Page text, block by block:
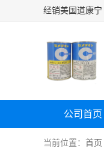
公司首页
当前位置： 首页